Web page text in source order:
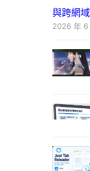
與跨網
2026 年 6